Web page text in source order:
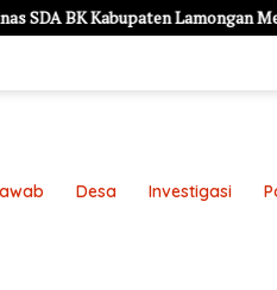
Lamongan Mengucapkan
Desa Investigasi